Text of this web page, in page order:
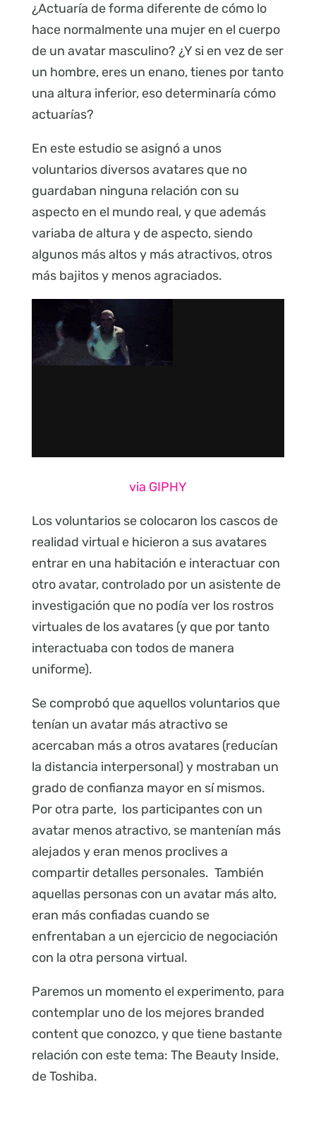
¿Actuaría de forma diferente de cómo lo
hace normalmente una mujer en el cuerpo
de un avatar masculino? ¿Y si en vez de ser
un hombre, eres un enano, tienes por tanto
una altura inferior, eso determinaría cómo
actuarías?
En este estudio se asignó a unos
voluntarios diversos avatares que no
guardaban ninguna relación con su
aspecto en el mundo real, y que además
variaba de altura y de aspecto, siendo
algunos más altos y más atractivos, otros
más bajitos y menos agraciados.
via GIPHY
Los voluntarios se colocaron los cascos de
realidad virtual e hicieron a sus avatares
entrar en una habitación e interactuar con
otro avatar, controlado por un asistente de
investigación que no podía ver los rostros
virtuales de los avatares (y que por tanto
interactuaba con todos de manera
uniforme).
Se comprobó que aquellos voluntarios que
tenían un avatar más atractivo se
acercaban más a otros avatares (reducían
la distancia interpersonal) y mostraban un
grado de confianza mayor en sí mismos.
Por otra parte, los participantes con un
avatar menos atractivo, se mantenían más
alejados y eran menos proclives a
compartir detalles personales. También
aquellas personas con un avatar más alto,
eran más confiadas cuando se
enfrentaban a un ejercicio de negociación
con la otra persona virtual.
Paremos un momento el experimento, para
contemplar uno de los mejores branded
content que conozco, y que tiene bastante
relación con este tema: The Beauty Inside,
de Toshiba.